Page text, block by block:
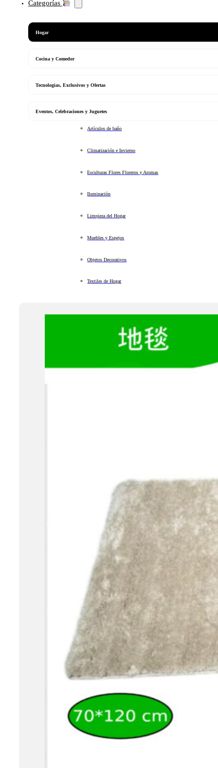
Categorías
Hogar
Cocina y Comedor
Tecnologias, Exclusivos y Ofertas
Eventos, Celebraciones y Juguetes
Artículos de baño
Climatización e Invierno
Esculturas Flores Floreros y Aromas
Iluminación
Limpieza del Hogar
Muebles y Espejos
Objetos Decorativos
Textiles de Hogar